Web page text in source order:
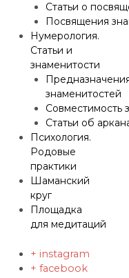
Статьи о
Посвящения
Нумерология.
Статьи и
знаменитости
знаменитостей
Совместимость
Статьи об
Психология.
Родовые
практики
Шаманский
круг
Площадка
для медитаций
+ instagram
+ facebook